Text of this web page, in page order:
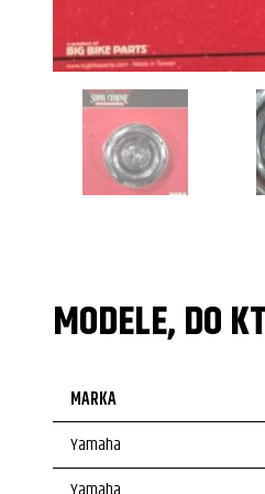
MODELE, DO
MARKA
Yamaha